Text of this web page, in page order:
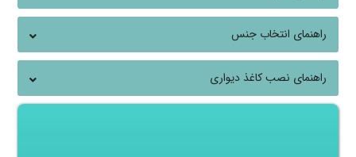
راهنمای انتخاب جنس
راهنمای نصب کاغذ دیواری